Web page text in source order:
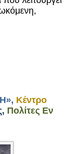
Κέντρο
Πολίτες Εν